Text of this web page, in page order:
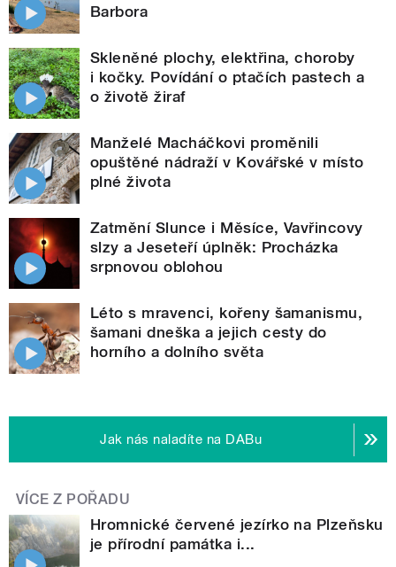
Barbora
Skleněné plochy, elektřina, choroby
i kočky. Povídání o ptačích pastech a
o životě žiraf
Manželé Macháčkovi proměnili
opuštěné nádraží v Kovářské v místo
plné života
Zatmění Slunce i Měsíce, Vavřincovy
slzy a Jeseteří úplněk: Procházka
srpnovou oblohou
Léto s mravenci, kořeny šamanismu,
šamani dneška a jejich cesty do
horního a dolního světa
Jak nás naladíte na DABu
VÍCE Z POŘADU
Hromnické červené jezírko na Plzeňsku
je přírodní památka i...